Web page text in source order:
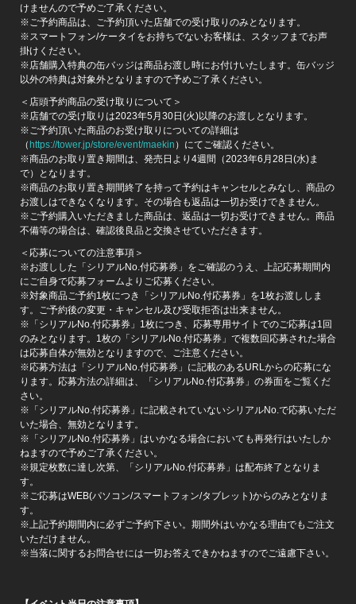
けませんので予めご了承ください。
※ご予約商品は、ご予約頂いた店舗での受け取りのみとなります。
※スマートフォン/ケータイをお持ちでないお客様は、スタッフまでお声
掛けください。
※店舗購入特典の缶バッジは商品お渡し時にお付けいたします。缶バッジ
以外の特典は対象外となりますので予めご了承ください。
＜店頭予約商品の受け取りについて＞
※店舗での受け取りは2023年5月30日(火)以降のお渡しとなります。
※ご予約頂いた商品のお受け取りについての詳細は
（https://tower.jp/store/event/maekin ）にてご確認ください。
※商品のお取り置き期間は、発売日より4週間（2023年6月28日(水)ま
で）となります。
※商品のお取り置き期間終了を持って予約はキャンセルとみなし、商品の
お渡しはできなくなります。その場合も返品は一切お受けできません。
※ご予約購入いただきました商品は、返品は一切お受けできません。商品
不備等の場合は、確認後良品と交換させていただきます。
＜応募についての注意事項＞
※お渡しした「シリアルNo.付応募券」をご確認のうえ、上記応募期間内
にご自身で応募フォームよりご応募ください。
※対象商品ご予約1枚につき「シリアルNo.付応募券」を1枚お渡ししま
す。ご予約後の変更・キャンセル及び受取拒否は出来ません。
※「シリアルNo.付応募券」1枚につき、応募専用サイトでのご応募は1回
のみとなります。1枚の「シリアルNo.付応募券」で複数回応募された場合
は応募自体が無効となりますので、ご注意ください。
※応募方法は「シリアルNo.付応募券」に記載のあるURLからの応募にな
ります。応募方法の詳細は、「シリアルNo.付応募券」の券面をご覧くだ
さい。
※「シリアルNo.付応募券」に記載されていないシリアルNo.で応募いただ
いた場合、無効となります。
※「シリアルNo.付応募券」はいかなる場合においても再発行はいたしか
ねますので予めご了承ください。
※規定枚数に達し次第、「シリアルNo.付応募券」は配布終了となりま
す。
※ご応募はWEB(パソコン/スマートフォン/タブレット)からのみとなりま
す。
※上記予約期間内に必ずご予約下さい。期間外はいかなる理由でもご注文
いただけません。
※当落に関するお問合せには一切お答えできかねますのでご遠慮下さい。